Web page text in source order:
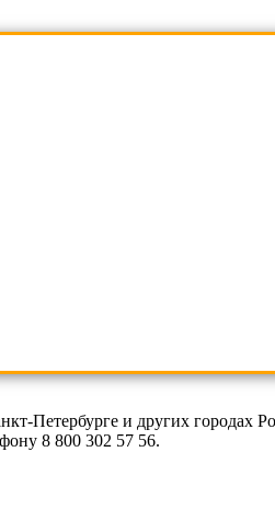
Петербурге и других городах
8 800 302 57 56.